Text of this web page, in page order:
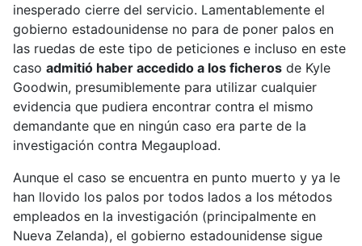
inesperado cierre del servicio. Lamentablemente el
gobierno estadounidense no para de poner palos en
las ruedas de este tipo de peticiones e incluso en este
caso admitió haber accedido a los ficheros de Kyle
Goodwin, presumiblemente para utilizar cualquier
evidencia que pudiera encontrar contra el mismo
demandante que en ningún caso era parte de la
investigación contra Megaupload.
Aunque el caso se encuentra en punto muerto y ya le
han llovido los palos por todos lados a los métodos
empleados en la investigación (principalmente en
Nueva Zelanda), el gobierno estadounidense sigue